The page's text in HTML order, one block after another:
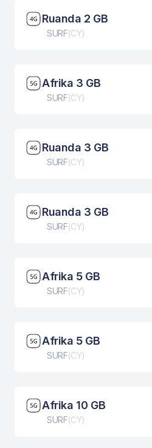
Brzina mreže: 4G
Ruanda 2 GB
Tip eSIM kartice
SURF(CY)
Brzina mreže: 5G
Afrika 3 GB
Tip eSIM kartice
SURF(CY)
Brzina mreže: 4G
Ruanda 3 GB
Tip eSIM kartice
SURF(CY)
Brzina mreže: 4G
Ruanda 3 GB
Tip eSIM kartice
SURF(CY)
Brzina mreže: 5G
Afrika 5 GB
Tip eSIM kartice
SURF(CY)
Brzina mreže: 5G
Afrika 5 GB
Tip eSIM kartice
SURF(CY)
Brzina mreže: 5G
Afrika 10 GB
Tip eSIM kartice
SURF(CY)